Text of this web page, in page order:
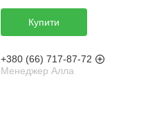
Купити
+380 (66) 717-87-72
Менеджер Алла